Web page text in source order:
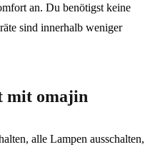
an. Du benötigst keine
sind innerhalb weniger
mit omajin
alle Lampen ausschalten,